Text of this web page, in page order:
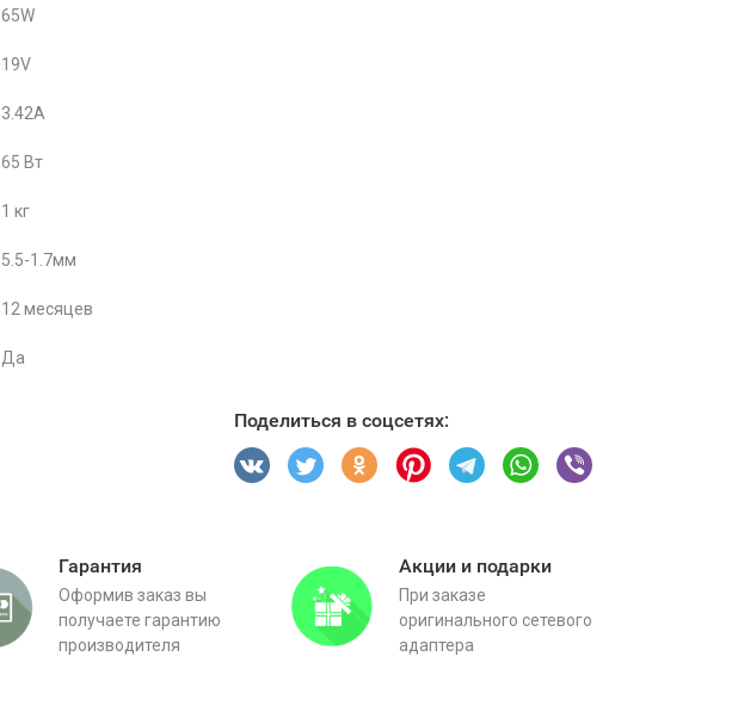
65W
19V
3.42A
65 Вт
1 кг
5.5-1.7мм
12 месяцев
Да
Поделиться в соцсетях:
Гарантия
Оформив заказ вы
получаете гарантию
производителя
Акции и подарки
При заказе
оригинального сетевого
адаптера